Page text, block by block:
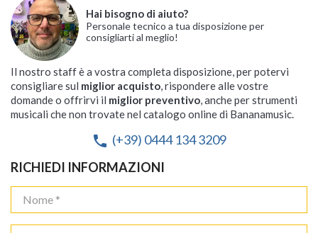
Hai bisogno di aiuto?
Personale tecnico a tua disposizione per
consigliarti al meglio!
Il nostro staff è a vostra completa disposizione, per potervi
consigliare sul miglior acquisto , rispondere alle vostre
domande o offrirvi il miglior preventivo , anche per strumenti
musicali che non trovate nel catalogo online di Bananamusic.
phone (+39) 0444 134 3209
RICHIEDI INFORMAZIONI